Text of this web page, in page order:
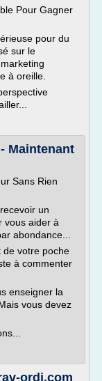
Pour Gagner
pour du
sur le
à oreille.
Maintenant
Sans Rien
un
vous aider à
abondance...
de votre poche
à commenter
enseigner la
vous devez
ordi.com